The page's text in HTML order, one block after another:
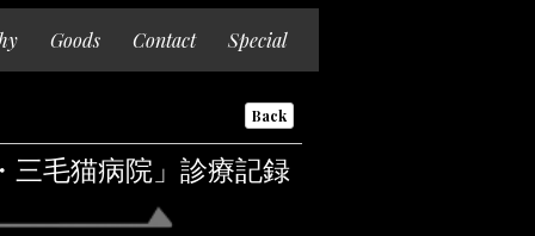
Goods Contact Special
Back
三毛猫病院」診療記録